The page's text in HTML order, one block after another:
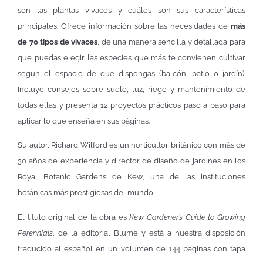
son las plantas vivaces y cuáles son sus características
principales. Ofrece información sobre las necesidades de más
de 70 tipos de vivaces, de una manera sencilla y detallada para
que puedas elegir las especies que más te convienen cultivar
según el espacio de que dispongas (balcón, patio o jardín).
Incluye consejos sobre suelo, luz, riego y mantenimiento de
todas ellas y presenta 12 proyectos prácticos paso a paso para
aplicar lo que enseña en sus páginas.
Su autor, Richard Wilford es un horticultor británico con más de
30 años de experiencia y director de diseño de jardines en los
Royal Botanic Gardens de Kew, una de las instituciones
botánicas más prestigiosas del mundo.
El título original de la obra esKew Gardener’s Guide to Growing
Perennials , de la editorial Blume y está a nuestra disposición
traducido al español en un volumen de 144 páginas con tapa